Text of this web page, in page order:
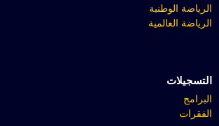
الرياضة الوطنية
الرياضة العالمية
التسجيلات
البرامج
الفقرات